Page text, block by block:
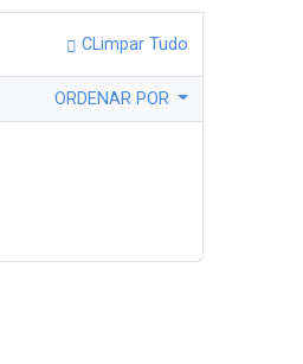
CLimpar Tudo
ORDENAR POR